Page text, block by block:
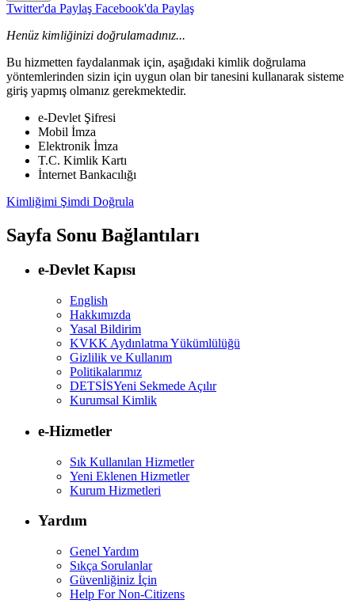
Twitter'da Paylaş Facebook'da Paylaş
Henüz kimliğinizi doğrulamadınız...
Bu hizmetten faydalanmak için, aşağıdaki kimlik doğrulama
yöntemlerinden sizin için uygun olan bir tanesini kullanarak sisteme
giriş yapmış olmanız gerekmektedir.
e-Devlet Şifresi
Mobil İmza
Elektronik İmza
T.C. Kimlik Kartı
İnternet Bankacılığı
Kimliğimi Şimdi Doğrula
Sayfa Sonu Bağlantıları
e-Devlet Kapısı
English
Hakkımızda
Yasal Bildirim
KVKK Aydınlatma Yükümlülüğü
Gizlilik ve Kullanım
Politikalarımız
DETSİSYeni Sekmede Açılır
Kurumsal Kimlik
e-Hizmetler
Sık Kullanılan Hizmetler
Yeni Eklenen Hizmetler
Kurum Hizmetleri
Yardım
Genel Yardım
Sıkça Sorulanlar
Güvenliğiniz İçin
Help For Non-Citizens